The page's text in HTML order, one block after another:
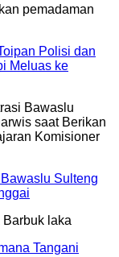
Polisi dan
Meluas ke
Sulteng
Tangani